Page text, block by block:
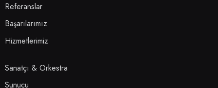
Referanslar
Başarılarımız
Hizmetlerimiz
Sanatçı & Orkestra
Sunucu